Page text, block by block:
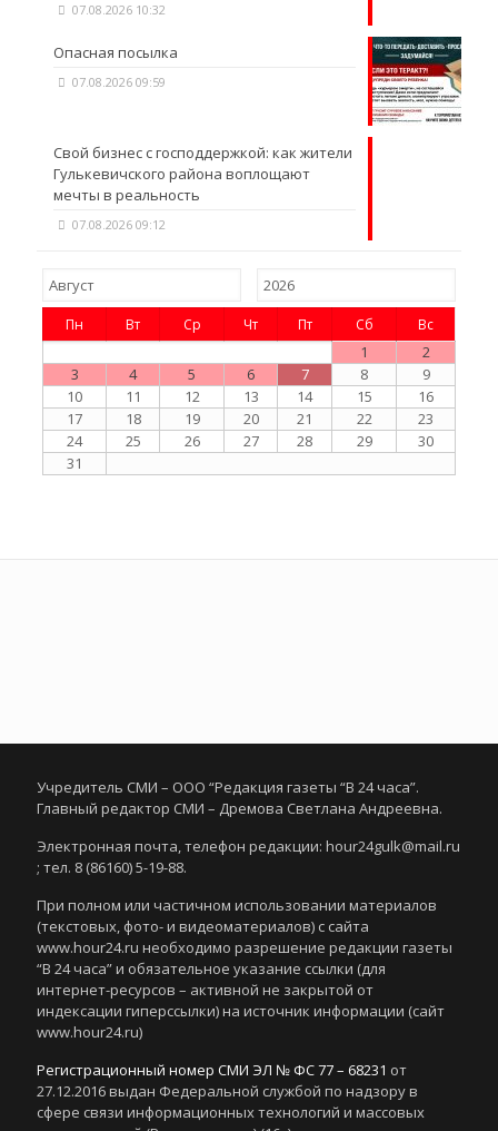
07.08.2026 10:32
Опасная посылка
07.08.2026 09:59
Свой бизнес с господдержкой: как жители
Гулькевичского района воплощают
мечты в реальность
07.08.2026 09:12
Пн Вт Ср Чт Пт Сб Вс
1
2
3
4 5 6 7 8
9
10
11 12 13 14 15
16
17
18 19 20 21 22
23
24
25 26 27 28 29
30
31
Учредитель СМИ – ООО “Редакция газеты “В 24 часа”.
Главный редактор СМИ – Дремова Светлана Андреевна.
Электронная почта, телефон редакции: hour24gulk@mail.ru
; тел. 8 (86160) 5-19-88.
При полном или частичном использовании материалов
(текстовых, фото- и видеоматериалов) с сайта
www.hour24.ru необходимо разрешение редакции газеты
“В 24 часа” и обязательное указание ссылки (для
интернет-ресурсов – активной не закрытой от
индексации гиперссылки) на источник информации (сайт
www.hour24.ru)
Регистрационный номер СМИ ЭЛ № ФС 77 – 68231 от
27.12.2016 выдан Федеральной службой по надзору в
сфере связи информационных технологий и массовых